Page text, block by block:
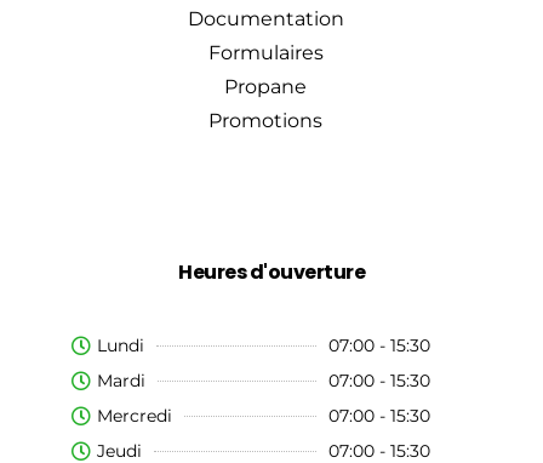
Documentation
Formulaires
Propane
Promotions
Heures d'ouverture
Lundi
07:00 - 15:30
Mardi
07:00 - 15:30
Mercredi
07:00 - 15:30
Jeudi
07:00 - 15:30